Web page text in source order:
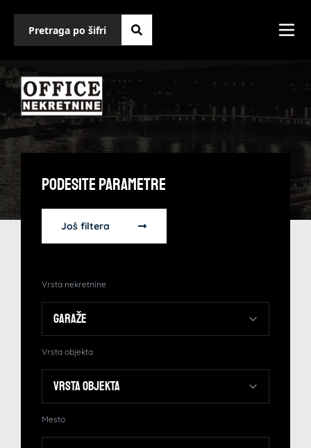
Podesite Parametre
Još filtera
Vrsta nekretnine
Vrsta objekta
Mesto